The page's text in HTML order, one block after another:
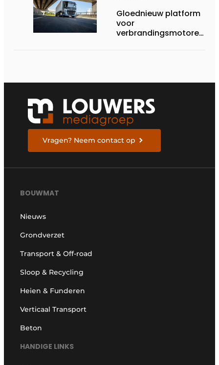
Gloednieuw platform
voor
verbrandingsmotoren
breed scala aan
brandstoffen
Vragen? Neem contact op
BOUWMAT
Nieuws
Grondverzet
Transport & Off-road
Sloop & Recycling
Heien & Funderen
Verticaal Transport
Beton
HANDIGE LINKS